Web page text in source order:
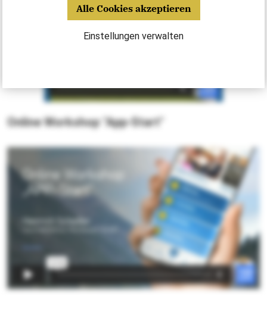
Alle Cookies akzeptieren
Einstellungen verwalten
Online Workshop "App-Start"